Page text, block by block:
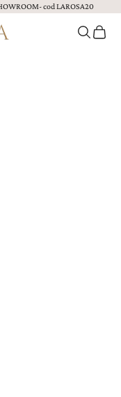
cod LAROSA20
CautăCoș